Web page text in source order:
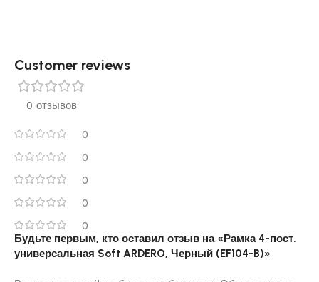
Customer reviews​
0 отзывов
0
0
0
0
0
Будьте первым, кто оставил отзыв на «Рамка 4-пост.
универсальная Soft ARDERO, Черный (EF104-B)»